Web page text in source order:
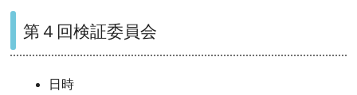
第４回検証委員会
日時